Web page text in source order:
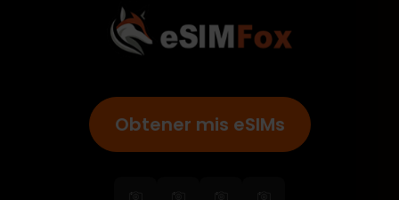
Obtener mis eSIMs